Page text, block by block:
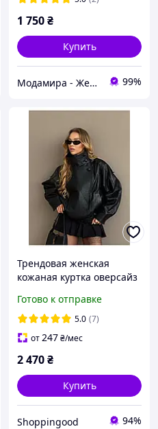
1 750₴
Купить
Модамира - Женская одежда 99%
Трендовая женская
кожаная куртка оверсайз
Готово к отправке
5.0 (7)
от247₴/мес
2 470₴
Купить
Shoppingood 94%